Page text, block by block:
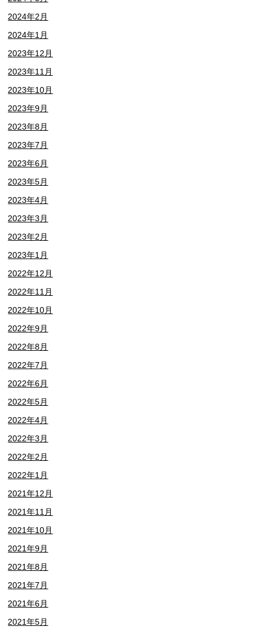
2024年2月
2024年1月
2023年12月
2023年11月
2023年10月
2023年9月
2023年8月
2023年7月
2023年6月
2023年5月
2023年4月
2023年3月
2023年2月
2023年1月
2022年12月
2022年11月
2022年10月
2022年9月
2022年8月
2022年7月
2022年6月
2022年5月
2022年4月
2022年3月
2022年2月
2022年1月
2021年12月
2021年11月
2021年10月
2021年9月
2021年8月
2021年7月
2021年6月
2021年5月